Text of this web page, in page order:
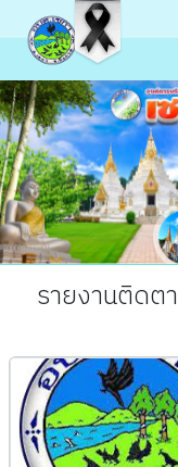
รายงานติดต